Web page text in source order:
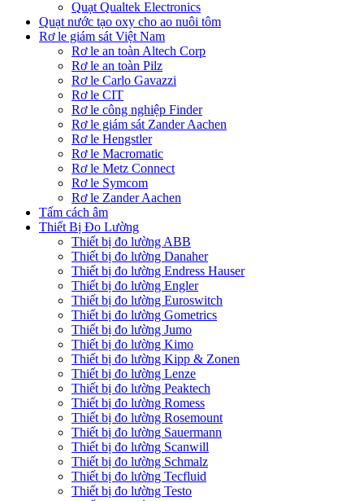
Quạt Qualtek Electronics
Quạt nước tạo oxy cho ao nuôi tôm
Rơ le giám sát Việt Nam
Rơ le an toàn Altech Corp
Rơ le an toàn Pilz
Rơ le Carlo Gavazzi
Rơ le CIT
Rơ le công nghiệp Finder
Rơ le giám sát Zander Aachen
Rơ le Hengstler
Rơ le Macromatic
Rơ le Metz Connect
Rơ le Symcom
Rơ le Zander Aachen
Tấm cách âm
Thiết Bị Đo Lường
Thiết bị đo lường ABB
Thiết bị đo lường Danaher
Thiết bị đo lường Endress Hauser
Thiết bị đo lường Engler
Thiết bị đo lường Euroswitch
Thiết bị đo lường Gometrics
Thiết bị đo lường Jumo
Thiết bị đo lường Kimo
Thiết bị đo lường Kipp & Zonen
Thiết bị đo lường Lenze
Thiết bị đo lường Peaktech
Thiết bị đo lường Romess
Thiết bị đo lường Rosemount
Thiết bị đo lường Sauermann
Thiết bị đo lường Scanwill
Thiết bị đo lường Schmalz
Thiết bị đo lường Tecfluid
Thiết bị đo lường Testo